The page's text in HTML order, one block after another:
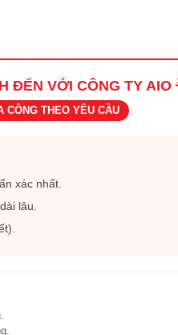
ĐẾN VỚI CÔNG TY AIO
CÔNG THEO YÊU CẦU
xác nhất.
lâu.